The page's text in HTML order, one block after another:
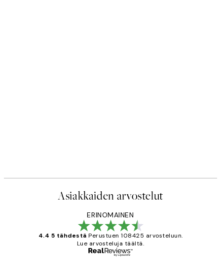
Asiakkaiden arvostelut
ERINOMAINEN
4.4 5 tähdestä Perustuen 108425 arvosteluun.
Lue arvosteluja täältä.